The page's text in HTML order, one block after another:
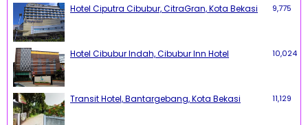
Hotel Ciputra Cibubur, CitraGran, Kota Bekasi 9,775
Hotel Cibubur Indah, Cibubur Inn Hotel 10,024
Transit Hotel, Bantargebang, Kota Bekasi 11,129